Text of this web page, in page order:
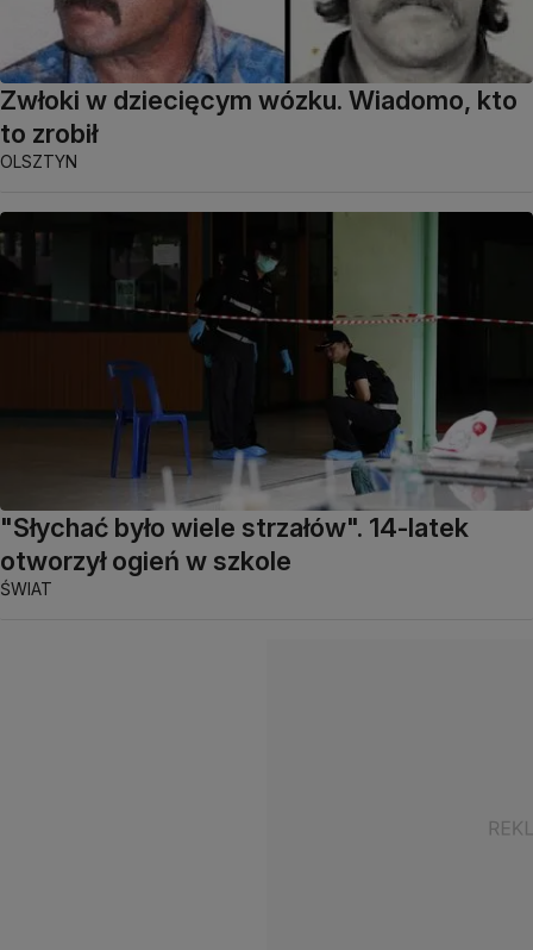
Zwłoki w dziecięcym wózku. Wiadomo, kto
to zrobił
OLSZTYN
"Słychać było wiele strzałów". 14-latek
otworzył ogień w szkole
ŚWIAT